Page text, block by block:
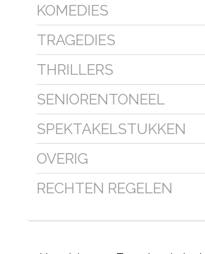
KOMEDIES
TRAGEDIES
THRILLERS
SENIORENTONEEL
SPEKTAKELSTUKKEN
OVERIG
RECHTEN REGELEN